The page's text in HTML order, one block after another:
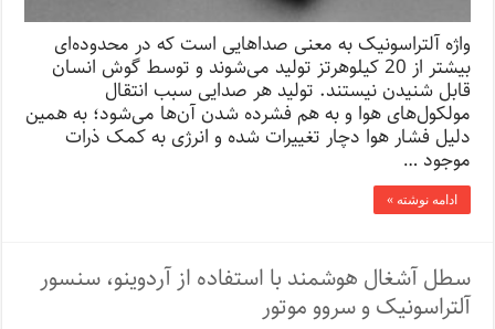
واژه‌ آلتراسونیک به معنی صدا‌هایی است که در محدوده‌ای
بیشتر از 20 کیلوهرتز تولید می‌شوند و توسط گوش انسان
قابل شنیدن نیستند. تولید هر صدایی سبب انتقال
مولکول‌های هوا و به هم فشرده شدن آن‌ها‌ می‌شود؛ به همین
دلیل فشار هوا دچار تغییرات شده و انرژی به کمک ذرات
موجود …
ادامه نوشته »
سطل آشغال هوشمند با استفاده از آردوینو، سنسور
آلتراسونیک و سروو موتور